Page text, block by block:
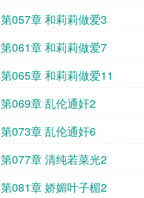
第057章 和莉莉做爱3
第061章 和莉莉做爱7
第065章 和莉莉做爱11
第069章 乱伦通奸2
第073章 乱伦通奸6
第077章 清纯若菜光2
第081章 娇媚叶子楣2